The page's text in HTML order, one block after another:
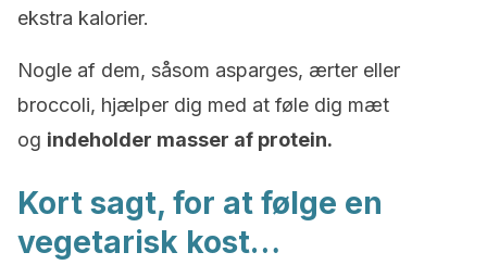
ekstra kalorier.
Nogle af dem, såsom asparges, ærter eller
broccoli, hjælper dig med at føle dig mæt
og indeholder masser af protein.
Kort sagt, for at følge en
vegetarisk kost…